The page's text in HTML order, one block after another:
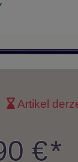
Artikel
€*